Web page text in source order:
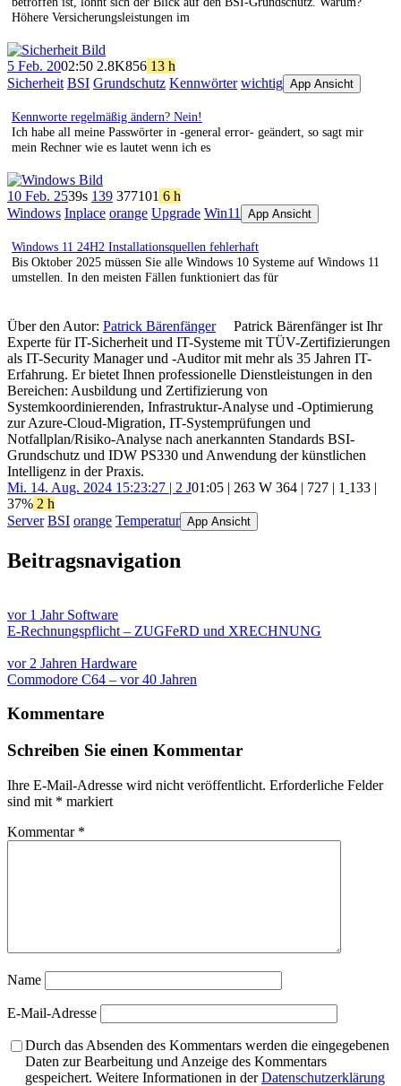
Höhere Versicherungsleistungen im
5 Feb. 2002:50 2.8K856 13 h
Sicherheit BSI Grundschutz Kennwörter wichtig App Ansicht
Kennworte regelmäßig ändern? Nein!
Ich habe all meine Passwörter in -general error- geändert, so sagt mir
mein Rechner wie es lautet wenn ich es
10 Feb. 2539s 139 377101 6 h
Windows Inplace orange Upgrade Win11 App Ansicht
Windows 11 24H2 Installationsquellen fehlerhaft
Bis Oktober 2025 müssen Sie alle Windows 10 Systeme auf Windows 11
umstellen. In den meisten Fällen funktioniert das für
Über den Autor: Patrick Bärenfänger
Patrick Bärenfänger ist Ihr
Experte für IT-Sicherheit und IT-Systeme mit TÜV-Zertifizierungen
als IT-Security Manager und -Auditor mit mehr als 35 Jahren IT-
Erfahrung. Er bietet Ihnen professionelle Dienstleistungen in den
Bereichen: Ausbildung und Zertifizierung von
Systemkoordinierenden, Infrastruktur-Analyse und -Optimierung
zur Azure-Cloud-Migration, IT-Systemprüfungen und
Notfallplan/Risiko-Analyse nach anerkannten Standards BSI-
Grundschutz und IDW PS330 und Anwendung der künstlichen
Intelligenz in der Praxis.
Mi. 14. Aug. 2024 15:23:27 | 2 J01:05 | 263 W 364 | 727 | 1 133 |
37% 2 h
Server BSI orange Temperatur App Ansicht
Beitragsnavigation
vor 1 Jahr Software
E-Rechnungspflicht – ZUGFeRD und XRECHNUNG
vor 2 Jahren Hardware
Commodore C64 – vor 40 Jahren
Kommentare
Schreiben Sie einen Kommentar
Ihre E-Mail-Adresse wird nicht veröffentlicht. Erforderliche Felder
sind mit * markiert
Kommentar *
Name
E-Mail-Adresse
Durch das Absenden des Kommentars werden die eingegebenen
Daten zur Bearbeitung und Anzeige des Kommentars
gespeichert. Weitere Informationen in derDatenschutzerklärung